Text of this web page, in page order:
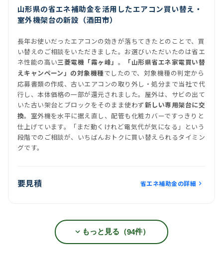
山形県の省エネ補助金を活用したエアコン買い替え・
室外機架台の新設（酒田市）
長年お使いだったエアコンの効きが落ちてきたとのことで、買
い替えのご相談をいただきました。お選びいただいたのは省エ
ネ性能の高い三菱電機「霧ヶ峰」 。
「山形県省エネ家電買い替
えキャンペーン」の対象機種でしたので、対象機種の判定から
応募書類の作成、古いエアコンの取り外し・処分まで当社で代
行し、本体価格の一部が還元されました。屋外は、サビの出て
いた古い架台とブロックをそのまま使わず新しい専用架台に交
換。室外機を水平に据え直し、配管も化粧カバーですっきりと
仕上げています。「まだ動くけれど電気代が気になる」という
段階でのご相談が、いちばんおトクに買い替えられるタイミン
グです。
要見積 省エネ補助金の詳細
もっと見る（94件）